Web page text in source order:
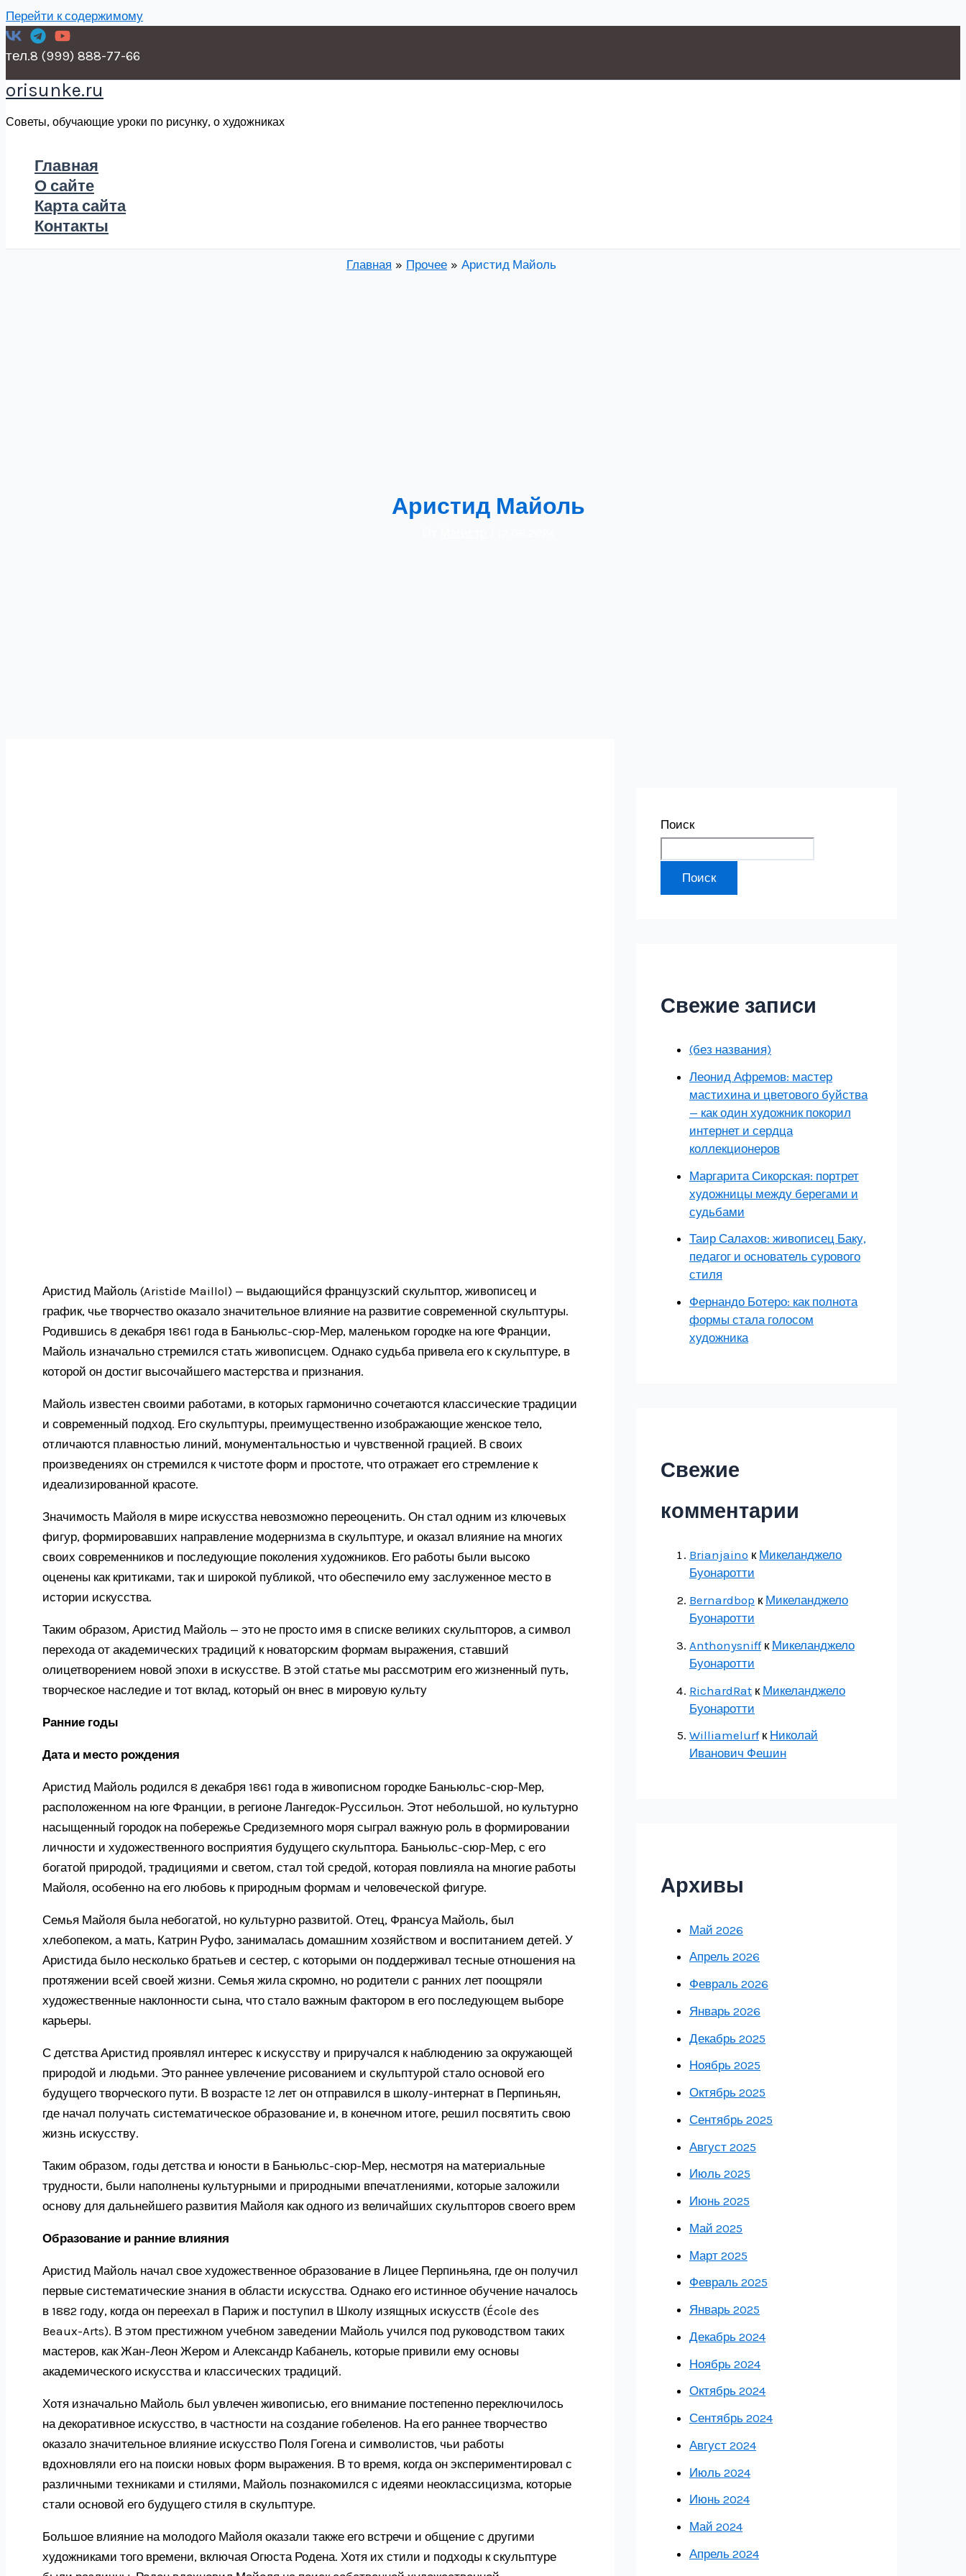
Перейти к содержимому
тел.8 (999) 888-77-66
orisunke.ru
Советы, обучающие уроки по рисунку, о художниках
Главная
О сайте
Карта сайта
Контакты
Главная Прочее Аристид Майоль
Аристид Майоль
Аристид Майоль (Aristide Maillol) — выдающийся французский скульптор, живописец и
график, чье творчество оказало значительное влияние на развитие современной скульптуры.
Родившись 8 декабря 1861 года в Баньюльс-сюр-Мер, маленьком городке на юге Франции,
Майоль изначально стремился стать живописцем. Однако судьба привела его к скульптуре, в
которой он достиг высочайшего мастерства и признания.
Майоль известен своими работами, в которых гармонично сочетаются классические традиции
и современный подход. Его скульптуры, преимущественно изображающие женское тело,
отличаются плавностью линий, монументальностью и чувственной грацией. В своих
произведениях он стремился к чистоте форм и простоте, что отражает его стремление к
идеализированной красоте.
Значимость Майоля в мире искусства невозможно переоценить. Он стал одним из ключевых
фигур, формировавших направление модернизма в скульптуре, и оказал влияние на многих
своих современников и последующие поколения художников. Его работы были высоко
оценены как критиками, так и широкой публикой, что обеспечило ему заслуженное место в
истории искусства.
Таким образом, Аристид Майоль — это не просто имя в списке великих скульпторов, а символ
перехода от академических традиций к новаторским формам выражения, ставший
олицетворением новой эпохи в искусстве. В этой статье мы рассмотрим его жизненный путь,
творческое наследие и тот вклад, который он внес в мировую культу
Ранние годы
Дата и место рождения
Аристид Майоль родился 8 декабря 1861 года в живописном городке Баньюльс-сюр-Мер,
расположенном на юге Франции, в регионе Лангедок-Руссильон. Этот небольшой, но культурно
насыщенный городок на побережье Средиземного моря сыграл важную роль в формировании
личности и художественного восприятия будущего скульптора. Баньюльс-сюр-Мер, с его
богатой природой, традициями и светом, стал той средой, которая повлияла на многие работы
Майоля, особенно на его любовь к природным формам и человеческой фигуре.
Семья Майоля была небогатой, но культурно развитой. Отец, Франсуа Майоль, был
хлебопеком, а мать, Катрин Руфо, занималась домашним хозяйством и воспитанием детей. У
Аристида было несколько братьев и сестер, с которыми он поддерживал тесные отношения на
протяжении всей своей жизни. Семья жила скромно, но родители с ранних лет поощряли
художественные наклонности сына, что стало важным фактором в его последующем выборе
карьеры.
С детства Аристид проявлял интерес к искусству и приручался к наблюдению за окружающей
природой и людьми. Это раннее увлечение рисованием и скульптурой стало основой его
будущего творческого пути. В возрасте 12 лет он отправился в школу-интернат в Перпиньян,
где начал получать систематическое образование и, в конечном итоге, решил посвятить свою
жизнь искусству.
Таким образом, годы детства и юности в Баньюльс-сюр-Мер, несмотря на материальные
трудности, были наполнены культурными и природными впечатлениями, которые заложили
основу для дальнейшего развития Майоля как одного из величайших скульпторов своего врем
Образование и ранние влияния
Аристид Майоль начал свое художественное образование в Лицее Перпиньяна, где он получил
первые систематические знания в области искусства. Однако его истинное обучение началось
в 1882 году, когда он переехал в Париж и поступил в Школу изящных искусств (École des
Beaux-Arts). В этом престижном учебном заведении Майоль учился под руководством таких
мастеров, как Жан-Леон Жером и Александр Кабанель, которые привили ему основы
академического искусства и классических традиций.
Хотя изначально Майоль был увлечен живописью, его внимание постепенно переключилось
на декоративное искусство, в частности на создание гобеленов. На его раннее творчество
оказало значительное влияние искусство Поля Гогена и символистов, чьи работы
вдохновляли его на поиски новых форм выражения. В то время, когда он экспериментировал с
различными техниками и стилями, Майоль познакомился с идеями неоклассицизма, которые
стали основой его будущего стиля в скульптуре.
Большое влияние на молодого Майоля оказали также его встречи и общение с другими
художниками того времени, включая Огюста Родена. Хотя их стили и подходы к скульптуре
Поиск
Поиск
Свежие записи
(без названия)
Леонид Афремов: мастер
мастихина и цветового буйства
— как один художник покорил
интернет и сердца
коллекционеров
Маргарита Сикорская: портрет
художницы между берегами и
судьбами
Таир Салахов: живописец Баку,
педагог и основатель сурового
стиля
Фернандо Ботеро: как полнота
формы стала голосом
художника
Свежие
комментарии
Brianjaino к Микеланджело
Буонаротти
Bernardbop к Микеланджело
Буонаротти
Anthonysniffк Микеланджело
Буонаротти
RichardRat к Микеланджело
Буонаротти
Williamelurfк Николай
Иванович Фешин
Архивы
Май 2026
Апрель 2026
Февраль 2026
Январь 2026
Декабрь 2025
Ноябрь 2025
Октябрь 2025
Сентябрь 2025
Август 2025
Июль 2025
Июнь 2025
Май 2025
Март 2025
Февраль 2025
Январь 2025
Декабрь 2024
Ноябрь 2024
Октябрь 2024
Сентябрь 2024
Август 2024
Июль 2024
Июнь 2024
Май 2024
Апрель 2024